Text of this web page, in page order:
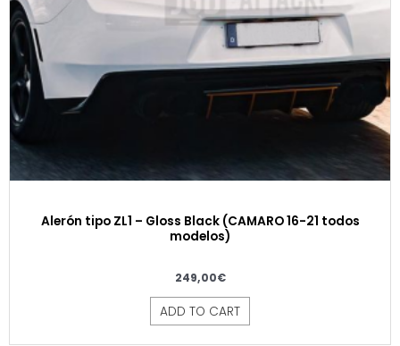
Alerón tipo ZL1 – Gloss Black (CAMARO 16-21 todos
modelos)
249,00€
ADD TO CART